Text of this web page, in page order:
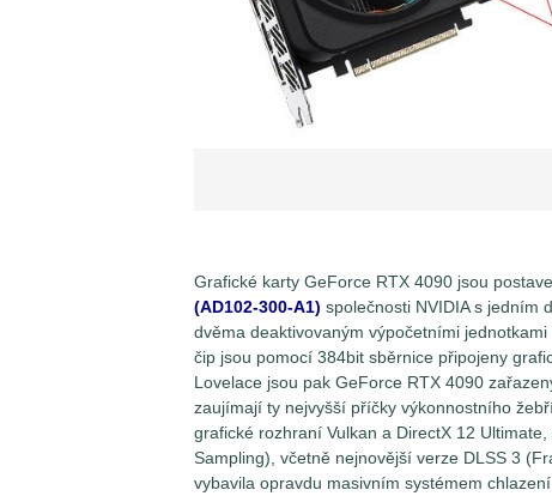
Grafické karty GeForce RTX 4090 jsou
(AD102-300-A1) společnosti NVIDIA s jedním
dvěma deaktivovaným výpočetními
čip jsou pomocí 384bit sběrnice připojeny
Lovelace jsou pak GeForce RTX 4090
zaujímají ty nejvyšší příčky výkonnostního
grafické rozhraní Vulkan a DirectX 12
Sampling), včetně nejnovější verze DLSS 3
vybavila opravdu masivním systémem